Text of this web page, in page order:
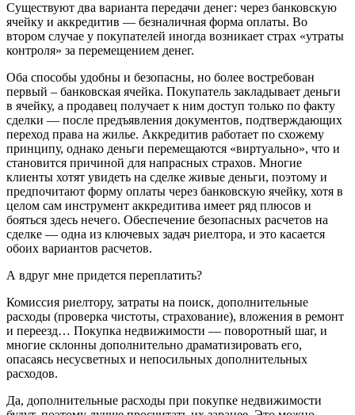
Существуют два варианта передачи денег: через банковскую
ячейку и аккредитив — безналичная форма оплаты. Во
втором случае у покупателей иногда возникает страх «утраты
контроля» за перемещением денег.
Оба способы удобны и безопасны, но более востребован
первый – банковская ячейка. Покупатель закладывает деньги
в ячейку, а продавец получает к ним доступ только по факту
сделки — после предъявления документов, подтверждающих
переход права на жилье. Аккредитив работает по схожему
принципу, однако деньги перемещаются «виртуально», что и
становится причиной для напрасных страхов. Многие
клиенты хотят увидеть на сделке живые деньги, поэтому и
предпочитают форму оплаты через банковскую ячейку, хотя в
целом сам инструмент аккредитива имеет ряд плюсов и
бояться здесь нечего. Обеспечение безопасных расчетов на
сделке — одна из ключевых задач риелтора, и это касается
обоих вариантов расчетов.
А вдруг мне придется переплатить?
Комиссия риелтору, затраты на поиск, дополнительные
расходы (проверка чистоты, страхование), вложения в ремонт
и переезд… Покупка недвижимости — поворотный шаг, и
многие склонны дополнительно драматизировать его,
опасаясь несусветных и непосильных дополнительных
расходов.
Да, дополнительные расходы при покупке недвижимости